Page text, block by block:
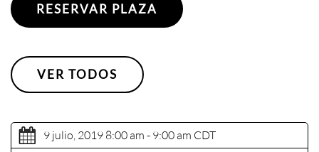
RESERVAR PLAZA
VER TODOS
9 julio, 2019 8:00 am - 9:00 am CDT